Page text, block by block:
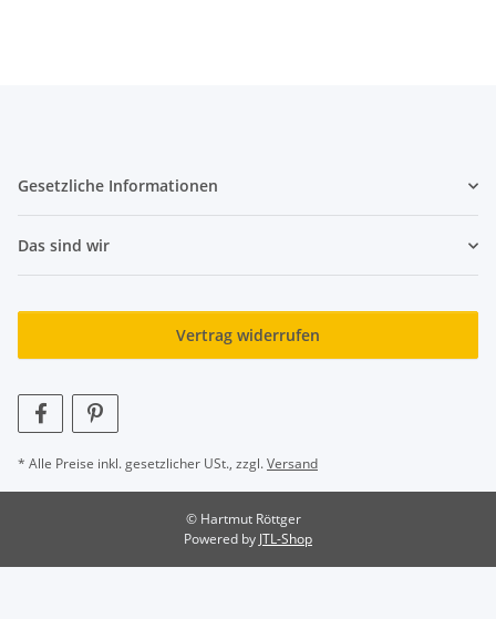
Gesetzliche Informationen
Das sind wir
Vertrag widerrufen
* Alle Preise inkl. gesetzlicher USt., zzgl.Versand
© Hartmut Röttger
Powered by JTL-Shop